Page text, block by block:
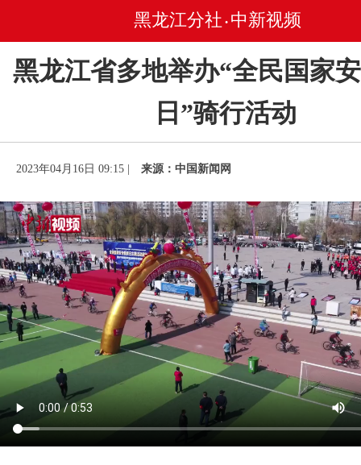
黑龙江分社 • 中新视频
黑龙江省多地举办“全民国家
日”骑行活动
2023年04月16日 09:15 | 来源：中国新闻网